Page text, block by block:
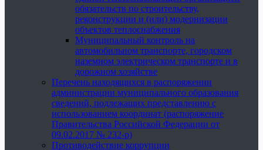
обязательств по строительству,
реконструкции и (или) модернизации
объектов теплоснабжения
Муниципальный контроль на
автомобильном транспорте, городском
наземном электрическом транспорте и в
дорожном хозяйстве
Перечень находящихся в распоряжении
администрации муниципального образования
сведений, подлежащих представлению с
использованием координат (распоряжение
Правительства Российской Федерации от
09.02.2017 № 232-р)
Противодействие коррупции